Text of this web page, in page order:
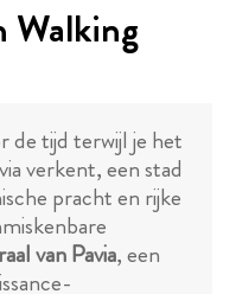
Walking
de tijd terwijl je het
verkent, een stad
pracht en rijke
van Pavia, een